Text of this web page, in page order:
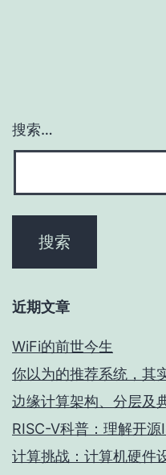
搜索…
近期文章
WiFi的前世今生
你以为的推荐系统，其
边缘计算架构、分层及
RISC-V科普：理解开源
计算挑战：计算机硬件